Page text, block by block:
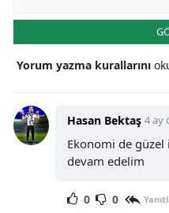
Yorum yazma kurallarını
Hasan Bektaş 4 ay
Ekonomi de güzel
devam edelim
0 0